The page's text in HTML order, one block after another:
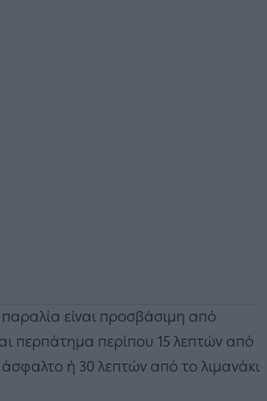
είναι προσβάσιμη από
περπάτημα περίπου 15 λεπτών από
άσφαλτο ή 30 λεπτών από το λιμανάκι